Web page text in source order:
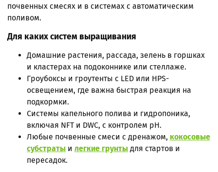
почвенных смесях и в системах с автоматическим
поливом.
Для каких систем выращивания
Домашние растения, рассада, зелень в горшках
и кластерах на подоконнике или стеллаже.
Гроубоксы и гроутенты с LED или HPS-
освещением, где важна быстрая реакция на
подкормки.
Системы капельного полива и гидропоника,
включая NFT и DWC, с контролем pH.
Любые почвенные смеси с дренажом, кокосовые
субстраты и легкие грунты для стартов и
пересадок.